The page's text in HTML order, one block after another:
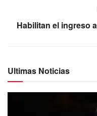
Habilitan el ingreso
Ultimas Noticias